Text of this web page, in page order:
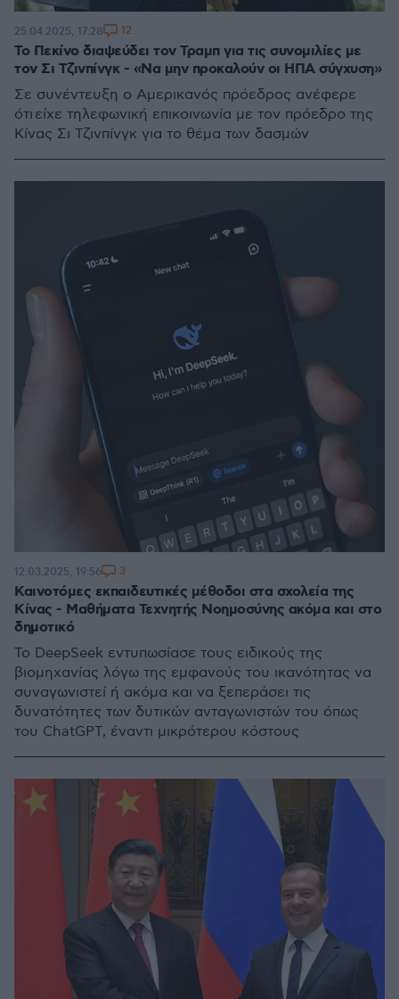
Το Πεκίνο διαψεύδει τον Τραμπ για τις συνομιλίες με
τον Σι Τζινπίνγκ - «Να μην προκαλούν οι ΗΠΑ σύγχυση»
Σε συνέντευξη ο Αμερικανός πρόεδρος ανέφερε
ότι είχε τηλεφωνική επικοινωνία με τον πρόεδρο της
Κίνας Σι Τζινπίνγκ για το θέμα των δασμών
25.04.2025, 17:28 12
Καινοτόμες εκπαιδευτικές μέθοδοι στα σχολεία της
Κίνας - Μαθήματα Τεχνητής Νοημοσύνης ακόμα και στο
δημοτικό
Το DeepSeek εντυπωσίασε τους ειδικούς της
βιομηχανίας λόγω της εμφανούς του ικανότητας να
συναγωνιστεί ή ακόμα και να ξεπεράσει τις
δυνατότητες των δυτικών ανταγωνιστών του όπως
του ChatGPT, έναντι μικρότερου κόστους
12.03.2025, 19:56 3